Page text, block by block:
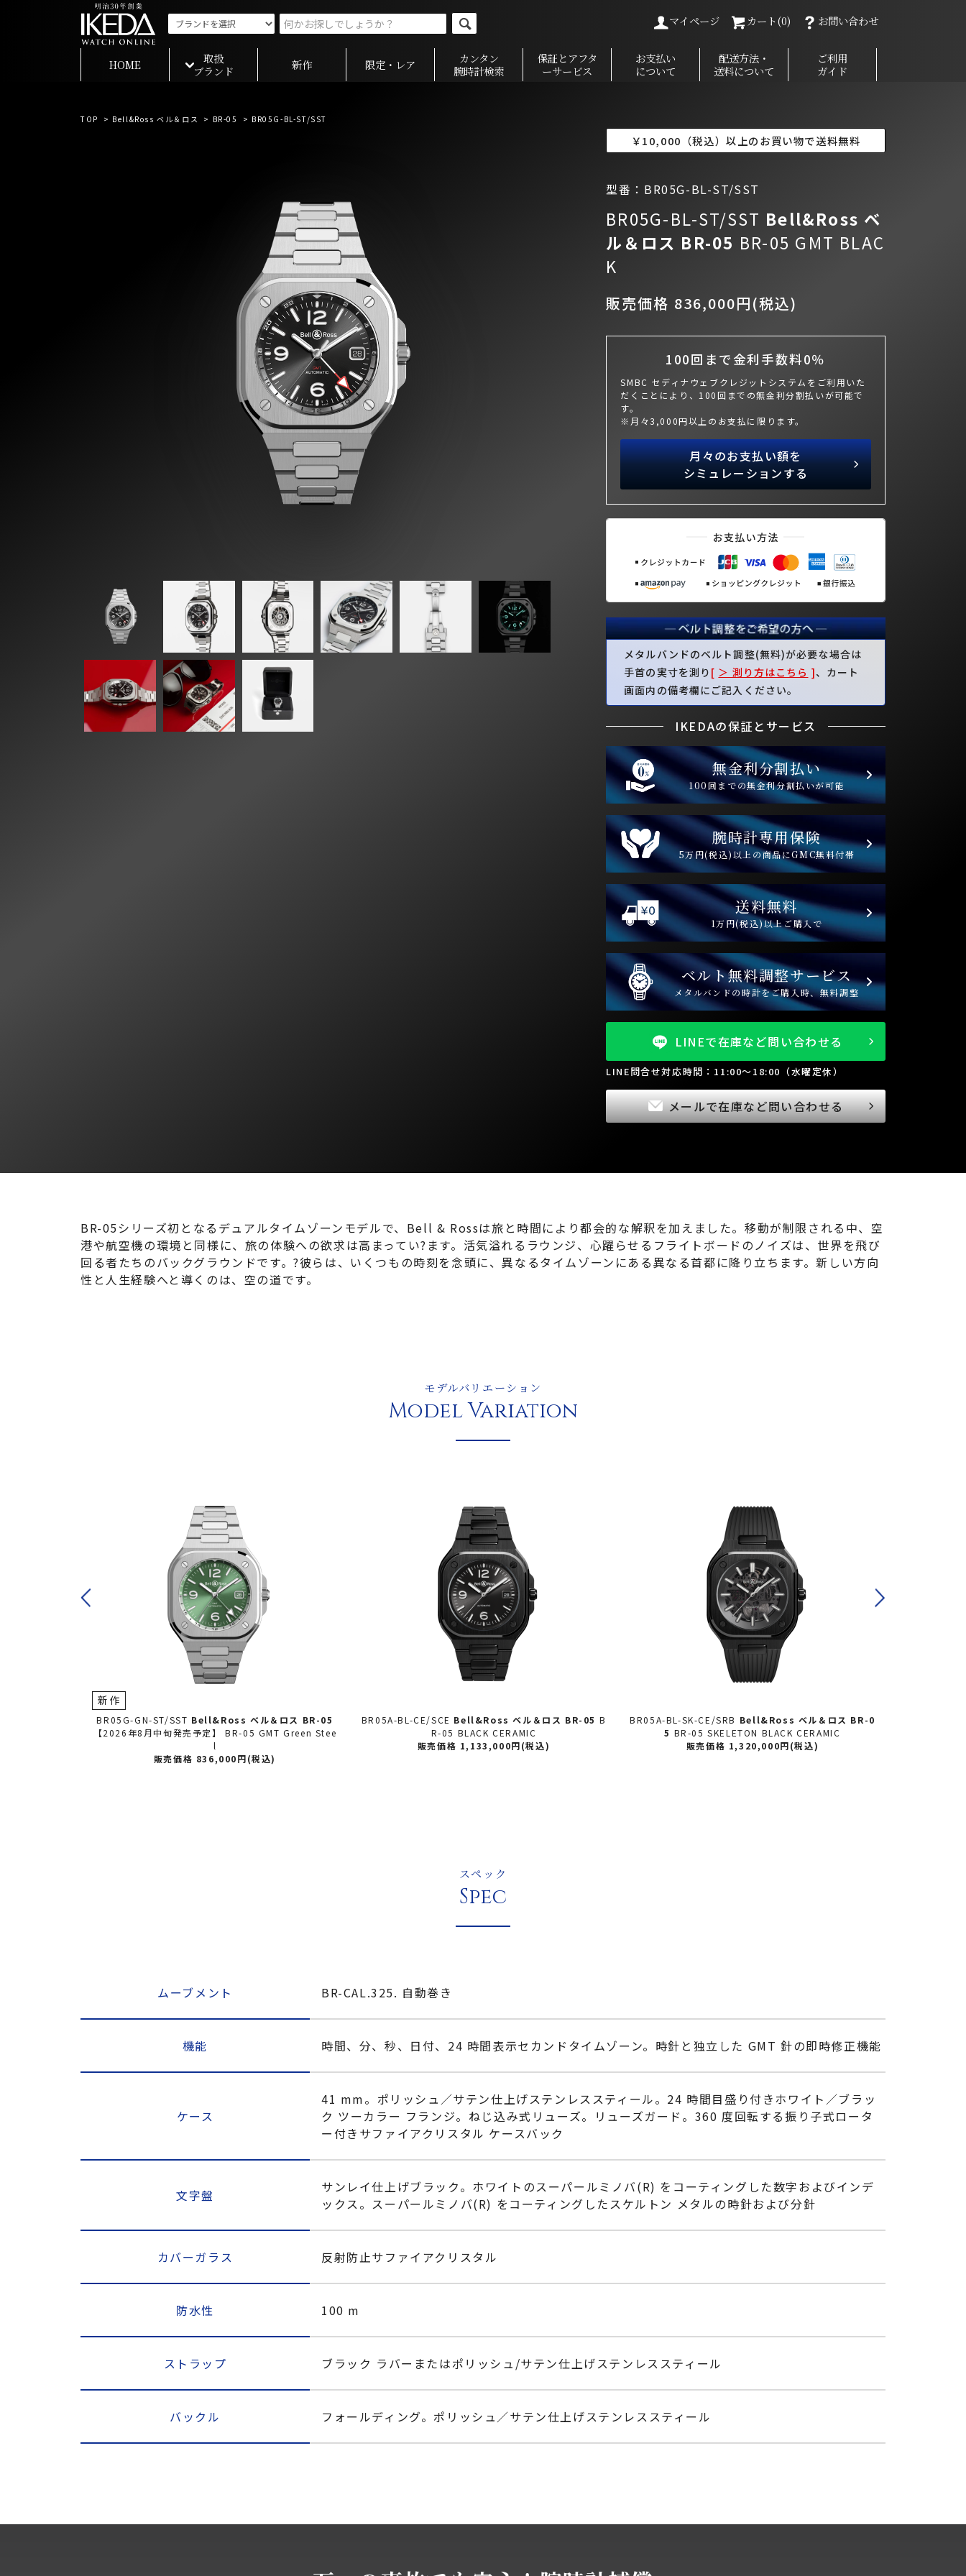
マイページ カート(0) お問い合わせ
HOME
取扱
ブランド
新作 限定・レア
カンタン
腕時計検索
保証とアフタ
ーサービス
お支払い
について
配送方法・
送料について
ご利用
ガイド
TOP > Bell&Ross ベル＆ロス > BR-05 > BR05G-BL-ST/SST
￥10,000（税込）以上のお買い物で送料無料
型番：BR05G-BL-ST/SST
BR05G-BL-ST/SST Bell&Ross ベ
ル＆ロス BR-05 BR-05 GMT BLAC
K
販売価格 836,000円(税込)
100回まで金利手数料0％
SMBC セディナウェブクレジットシステムをご利用いた
だくことにより、100回までの無金利分割払いが可能で
す。
※月々3,000円以上のお支払に限ります。
月々のお支払い額を
シミュレーションする
メタルバンドのベルト調整(無料)が必要な場合は
手首の実寸を測り [ ＞ 測り方はこちら ]、カート
画面内の備考欄にご記入ください。
IKEDAの保証とサービス
無金利分割払い
100回までの無金利分割払いが可能
腕時計専用保険
5万円(税込)以上の商品にGMC無料付帯
送料無料
1万円(税込)以上ご購入で
ベルト無料調整サービス
メタルバンドの時計をご購入時、無料調整
LINEで在庫など問い合わせる
LINE問合せ対応時間：11:00～18:00（水曜定休）
メールで在庫など問い合わせる
BR-05シリーズ初となるデュアルタイムゾーンモデルで、Bell & Rossは旅と時間により都会的な解釈を加えました。移動が制限される中、空
港や航空機の環境と同様に、旅の体験への欲求は高まってい?ます。活気溢れるラウンジ、心躍らせるフライトボードのノイズは、世界を飛び
回る者たちのバックグラウンドです。?彼らは、いくつもの時刻を念頭に、異なるタイムゾーンにある異なる首都に降り立ちます。新しい方向
性と人生経験へと導くのは、空の道です。
モデルバリエーション
Model Variation
BR05G-GN-ST/SST Bell&Ross ベル＆ロス BR-05
【2026年8月中旬発売予定】 BR-05 GMT Green Stee
l
新作
販売価格 836,000円(税込)
BR05A-BL-CE/SCE Bell&Ross ベル＆ロス BR-05 B
R-05 BLACK CERAMIC
販売価格 1,133,000円(税込)
BR05A-BL-SK-CE/SRB Bell&Ross ベル＆ロス BR-0
5 BR-05 SKELETON BLACK CERAMIC
販売価格 1,320,000円(税込)
スペック
Spec
ムーブメント BR-CAL.325. 自動巻き
機能 時間、分、秒、日付、24 時間表示セカンドタイムゾーン。時針と独立した GMT 針の即時修正機能
ケース
41 mm。ポリッシュ／サテン仕上げステンレススティール。24 時間目盛り付きホワイト／ブラッ
ク ツーカラー フランジ。ねじ込み式リューズ。リューズガード。360 度回転する振り子式ロータ
ー付きサファイアクリスタル ケースバック
文字盤
サンレイ仕上げブラック。ホワイトのスーパールミノバ(R) をコーティングした数字およびインデ
ックス。スーパールミノバ(R) をコーティングしたスケルトン メタルの時針および分針
カバーガラス 反射防止サファイアクリスタル
防水性 100 m
ストラップ ブラック ラバーまたはポリッシュ/サテン仕上げステンレススティール
バックル フォールディング。ポリッシュ／サテン仕上げステンレススティール